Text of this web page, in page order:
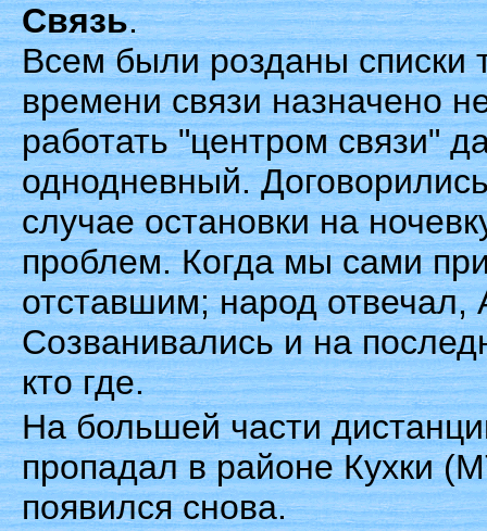
Связь.
Всем были розданы списки
времени связи назначено
работать "центром связи"
однодневный.
случае остановки на
проблем. Когда мы сами
отставшим; народ
Созванивались и на
кто где.
На большей части
пропадал в районе Кухки
появился снова.